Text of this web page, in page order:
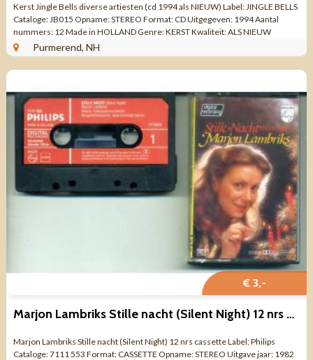
Kerst Jingle Bells diverse artiesten (cd 1994 als NIEUW) Label: JINGLE BELLS
Cataloge: JB015 Opname: STEREO Format: CD Uitgegeven: 1994 Aantal
nummers: 12 Made in HOLLAND Genre: KERST Kwaliteit: ALS NIEUW
Tracklist CD 1. The ...
Purmerend, NH
€ 3,-
Marjon Lambriks Stille nacht (Silent Night) 12 nrs cassette
Marjon Lambriks Stille nacht (Silent Night) 12 nrs cassette Label: Philips
Cataloge: 7111 553 Format: CASSETTE Opname: STEREO Uitgave jaar: 1982